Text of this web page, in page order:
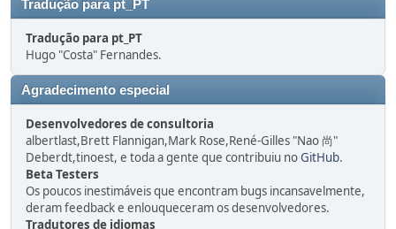
Tradução para pt_PT
Tradução para pt_PT
Hugo "Costa" Fernandes.
Agradecimento especial
Desenvolvedores de consultoria
albertlast,Brett Flannigan,Mark Rose,René-Gilles "Nao 尚"
Deberdt,tinoest, e toda a gente que contribuiu noGitHub.
Beta Testers
Os poucos inestimáveis que encontram bugs incansavelmente,
deram feedback e enlouqueceram os desenvolvedores.
Tradutores de idiomas